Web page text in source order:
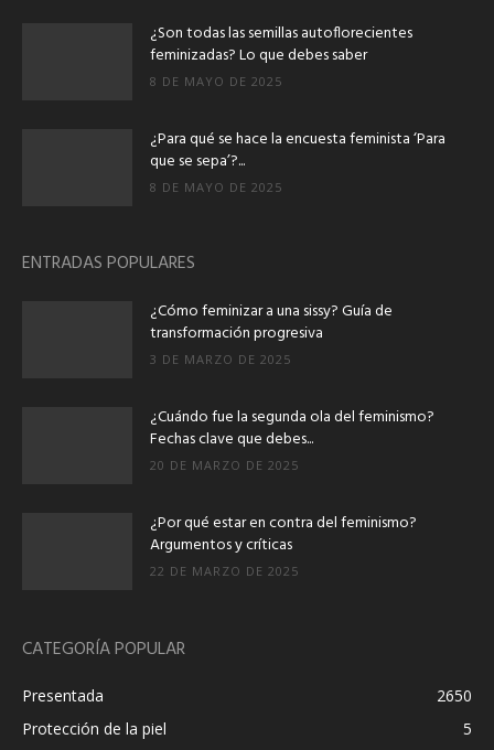
¿Son todas las semillas autoflorecientes
feminizadas? Lo que debes saber
8 DE MAYO DE 2025
¿Para qué se hace la encuesta feminista ‘Para
que se sepa’?...
8 DE MAYO DE 2025
ENTRADAS POPULARES
¿Cómo feminizar a una sissy? Guía de
transformación progresiva
3 DE MARZO DE 2025
¿Cuándo fue la segunda ola del feminismo?
Fechas clave que debes...
20 DE MARZO DE 2025
¿Por qué estar en contra del feminismo?
Argumentos y críticas
22 DE MARZO DE 2025
CATEGORÍA POPULAR
Presentada
2650
Protección de la piel
5